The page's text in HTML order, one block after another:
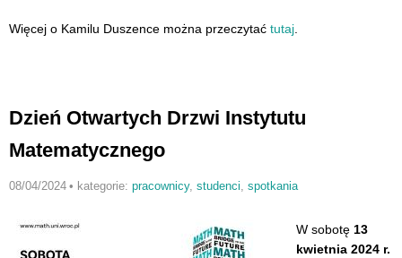
Więcej o Kamilu Duszence można przeczytać tutaj
Dzień Otwartych Drzwi Instytutu
Matematycznego
08/04/2024 • kategorie: pracownicy, studenci, spotkania
W sobotę 13
kwietnia 2024 r.